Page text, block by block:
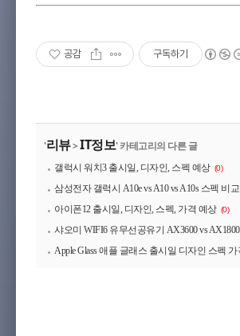
공감 구독하기
'리뷰>IT정보' 카테고리의 다른 글
갤럭시 워치3 출시일, 디자인, 스펙 예상 (0)
삼성전자 갤럭시 A10e vs A10 vs A10s 스펙 비교
아이폰12 출시일, 디자인, 스펙, 가격 예상 (0)
샤오미 WIFI6 유무선공유기 AX3600 vs
Apple Glass 애플 글래스 출시일 디자인 스펙